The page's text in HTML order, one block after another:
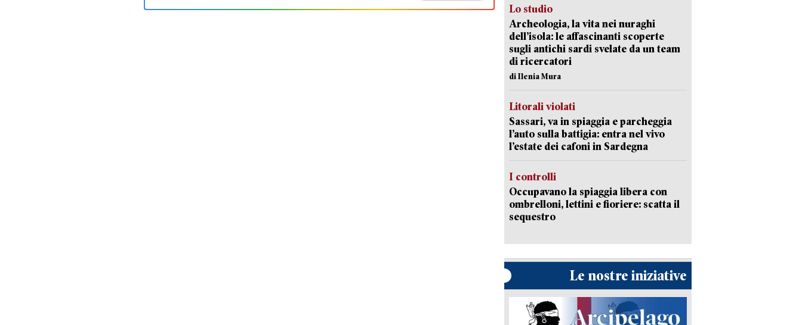
Lo studio
Archeologia, la vita nei nuraghi
dell’isola: le affascinanti scoperte
sugli antichi sardi svelate da un team
di ricercatori
di Ilenia Mura
Litorali violati
Sassari, va in spiaggia e parcheggia
l’auto sulla battigia: entra nel vivo
l’estate dei cafoni in Sardegna
I controlli
Occupavano la spiaggia libera con
ombrelloni, lettini e fioriere: scatta il
sequestro
Le nostre iniziative